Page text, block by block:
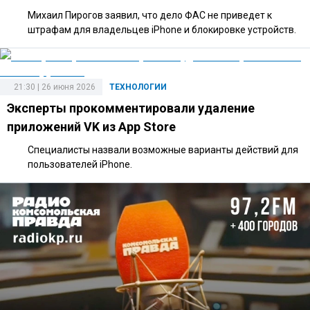
Михаил Пирогов заявил, что дело ФАС не приведет к
штрафам для владельцев iPhone и блокировке устройств.
ТЕХНОЛОГИИ
21:30 | 26 июня 2026
Эксперты прокомментировали удаление
приложений VK из App Store
Специалисты назвали возможные варианты действий для
пользователей iPhone.